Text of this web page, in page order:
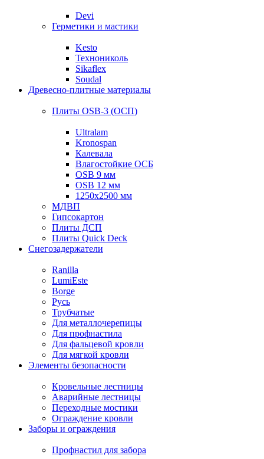
Devi
Герметики и мастики
Kesto
Технониколь
Sikaflex
Soudal
Древесно-плитные материалы
Плиты OSB-3 (ОСП)
Ultralam
Kronospan
Калевала
Влагостойкие ОСБ
OSB 9 мм
OSB 12 мм
1250х2500 мм
МДВП
Гипсокартон
Плиты ДСП
Плиты Quick Deck
Снегозадержатели
Ranilla
LumiEste
Borge
Русь
Трубчатые
Для металлочерепицы
Для профнастила
Для фальцевой кровли
Для мягкой кровли
Элементы безопасности
Кровельные лестницы
Аварийные лестницы
Переходные мостики
Ограждение кровли
Заборы и ограждения
Профнастил для забора